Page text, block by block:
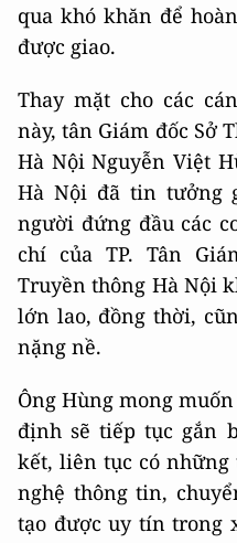
qua khó khăn để
được giao.
Thay mặt cho các
này, tân Giám đốc Sở
Hà Nội Nguyễn Việt
Hà Nội đã tin tưởng
người đứng đầu các
chí của TP. Tân
Truyền thông Hà Nội
lớn lao, đồng thời,
nặng nề.
Ông Hùng mong
định sẽ tiếp tục gắn
kết, liên tục có những
nghệ thông tin,
tạo được uy tín trong